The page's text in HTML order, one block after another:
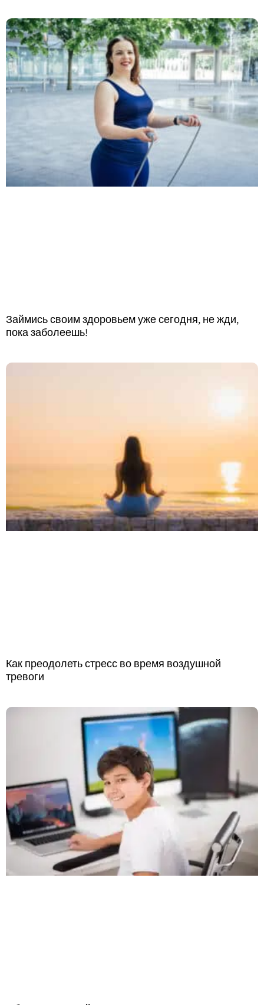
Займись своим здоровьем уже сегодня, не жди,
пока заболеешь!
Как преодолеть стресс во время воздушной
тревоги